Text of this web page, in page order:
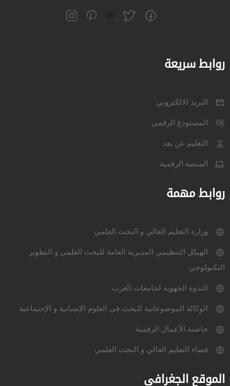
روابط سريعة
البريد الالكتروني
المستودع الرقمي
التعليم عن بعد
المنصة الرقمية
روابط مهمة
وزارة التعليم العالي و البحث العلمي
الهيكل التنظيمي المديرية العامة للبحث العلمي و التطوير
التكنولوجي
الندوة الجهوية لجامعات الغرب
الوكالة الموضوعاتية للبحث في العلوم الإنسانية و الإجتماعية
حاضنة الأعمال الرقمية
فضاء التعليم العالي و البحث العلمي
الموقع الجغرافي